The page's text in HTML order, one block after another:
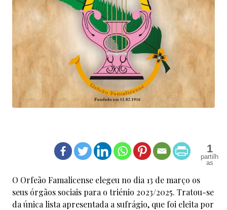
1
O Orfeão Famalicense elegeu no dia 13 de março os
seus órgãos sociais para o triénio 2023/2025. Tratou-se
da única lista apresentada a sufrágio, que foi eleita por